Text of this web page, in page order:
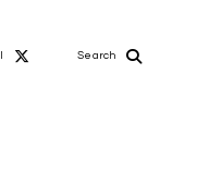
Search